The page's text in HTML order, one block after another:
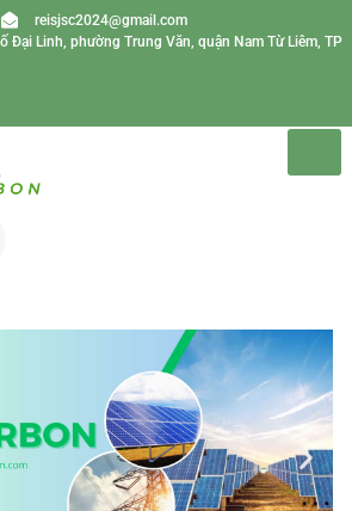
reisjsc2024@gmail.com
Đại Linh, phường Trung Văn, quận Nam Từ Liêm, TP